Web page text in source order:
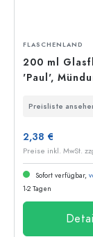
FLASCHENLAND
200 ml
'Paul',
Preisliste
2,38 €
Sofort verfügbar,
1-2 Tagen